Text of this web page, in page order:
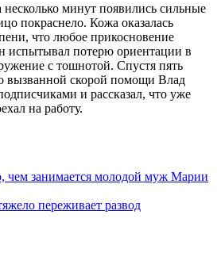
несколько минут появились сильные
покраснело. Кожа оказалась
что любое прикосновение
испытывал потерю ориентации в
с тошнотой. Спустя пять
вызванной скорой помощи Влад
и рассказал, что уже
на работу.
чем занимается молодой муж Марии
переживает развод